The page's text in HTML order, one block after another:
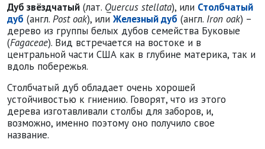
Дуб звёздчатый (лат. Quercus stellata), или Столбчатый
дуб (англ. Post oak), или Железный дуб (англ. Iron oak) –
дерево из группы белых дубов семейства Буковые
(Fagaceae). Вид встречается на востоке и в
центральной части США как в глубине материка, так и
вдоль побережья.
Столбчатый дуб обладает очень хорошей
устойчивостью к гниению. Говорят, что из этого
дерева изготавливали столбы для заборов, и,
возможно, именно поэтому оно получило свое
название.